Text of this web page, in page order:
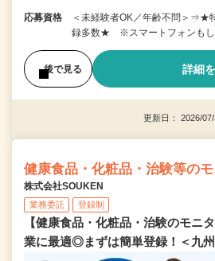
応募資格
＜未経験者OK／年齢不問＞⇒★
録多数★ ※スマートフォンもし
後で見る 詳細
更新日： 2026/
健康食品・化粧品・治験等の
株式会社SOUKEN
業務委託 登録制
【健康食品・化粧品・治験のモニ
業に最適◎まずは簡単登録！＜九